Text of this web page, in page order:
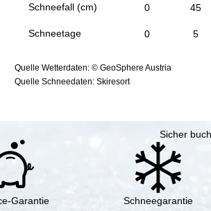
Schneefall (cm)
Schneetage
0 45
0 5
Quelle Wetterdaten: © GeoSphere Austria
Quelle Schneedaten: Skiresort
Sicher
Garantie
Schneegarantie